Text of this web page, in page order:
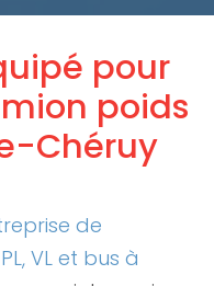
pour
poids
Chéruy
de
VL et bus à